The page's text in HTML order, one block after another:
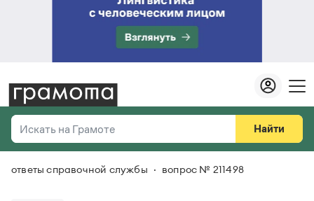
Искать на Грамоте
Справочная служба
Найти
Везде
ответы справочной службы вопрос № 211498